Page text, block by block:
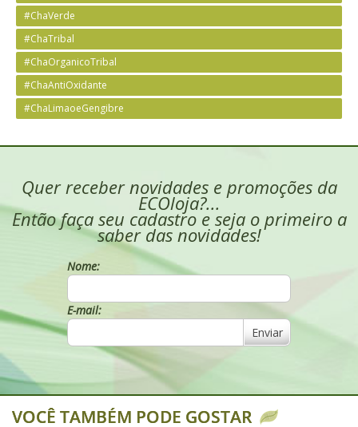
#ChaVerde
#ChaTribal
#ChaOrganicoTribal
#ChaAntiOxidante
#ChaLimaoeGengibre
Quer receber novidades e promoções da
ECOloja?...
Então faça seu cadastro e seja o primeiro a
saber das novidades!
Nome:
E-mail:
Enviar
VOCÊ TAMBÉM PODE GOSTAR